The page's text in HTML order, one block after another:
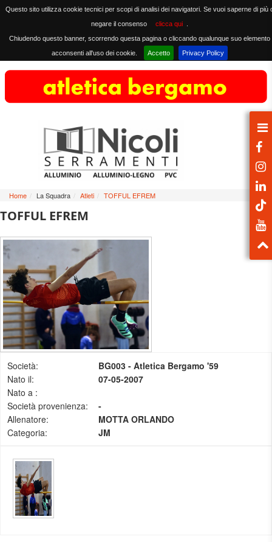
Questo sito utilizza cookie tecnici per scopi di analisi dei navigatori. Se vuoi saperne di più
negare il consenso
clicca qui
Chiudendo questo banner, scorrendo questa pagina o cliccando qualunque suo elemento
acconsenti all'uso dei cookie.
Accetto Privacy Policy
Home / La Squadra / Atleti / TOFFUL EFREM
TOFFUL EFREM
Società:
BG003 - Atletica Bergamo '59
Nato il:
07-05-2007
Nato a :
Società provenienza:
-
Allenatore:
MOTTA ORLANDO
Categoria:
JM